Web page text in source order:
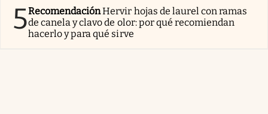
5RecomendaciónHervir hojas de laurel con ramas
de canela y clavo de olor: por qué recomiendan
hacerlo y para qué sirve